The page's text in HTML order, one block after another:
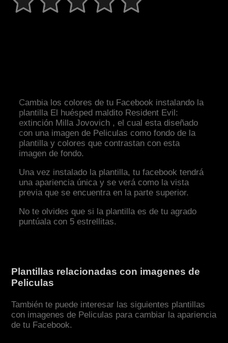
Cambia los colores de tu Facebook instalando la
plantilla El huésped maldito Resident Evil:
extinción Milla Jovovich , el cual esta diseñado
con una imagen de Peliculas como fondo de la
plantilla y colores que contrastan con esta
imagen de fondo.
Una vez instalado la plantilla, tu facebook tendrá
una apariencia única y se verá como la vista
previa que se encuentra en la parte superior.
No te olvides que si la plantilla es de tu agrado
puntúala con 5 estrellitas.
Plantillas relacionadas con imagenes de
Peliculas
También te puede interesar las siguientes plantillas
con imagenes de Peliculas para cambiar la apariencia
de tu Facebook.